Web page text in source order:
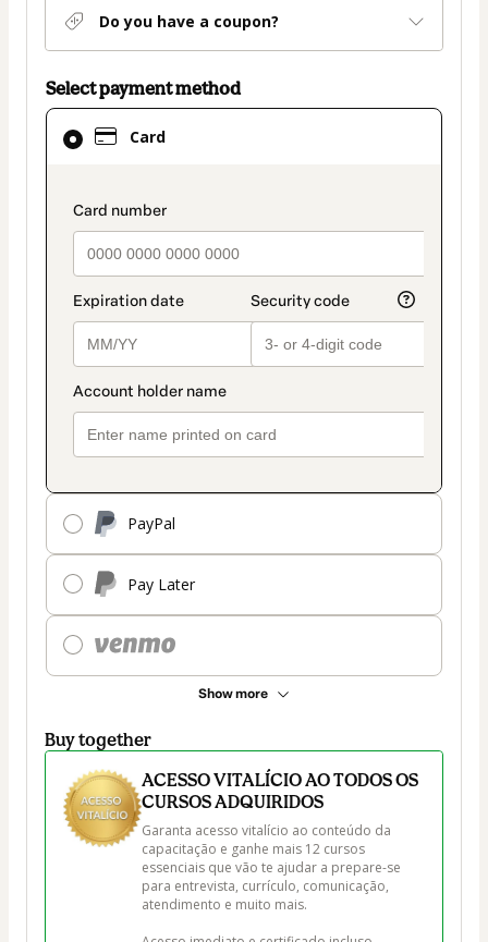
Do you have a coupon?
Select payment method
Card
payment_data.section_title_v2
PayPal
Pay Later
Show more
Card
selected
method
Buy together
ACESSO VITALÍCIO AO TODOS OS
CURSOS ADQUIRIDOS
Garanta acesso vitalício ao conteúdo da
capacitação e ganhe mais 12 cursos
essenciais que vão te ajudar a prepare-se
para entrevista, currículo, comunicação,
atendimento e muito mais.